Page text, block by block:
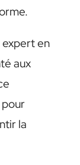
expert en
aux
pour
la